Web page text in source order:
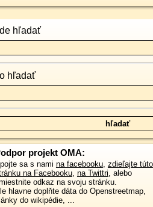
hľadať
hľadať
projekt OMA:
sa s nami na facebooku, zdieľajte túto
na Facebooku, na Twittri , alebo
odkaz na svoju stránku.
hlavne doplňte dáta do Openstreetmap,
do wikipédie, ...